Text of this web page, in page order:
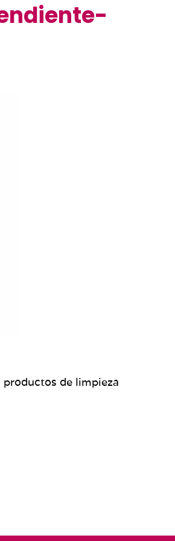
productos de limpieza